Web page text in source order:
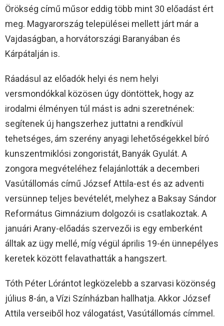
Örökség című műsor eddig több mint 30 előadást ért
meg. Magyarország települései mellett járt már a
Vajdaságban, a horvátországi Baranyában és
Kárpátalján is.
Ráadásul az előadók helyi és nem helyi
versmondókkal közösen úgy döntöttek, hogy az
irodalmi élményen túl mást is adni szeretnének:
segítenek új hangszerhez juttatni a rendkívül
tehetséges, ám szerény anyagi lehetőségekkel bíró
kunszentmiklósi zongoristát, Banyák Gyulát. A
zongora megvételéhez felajánlották a decemberi
Vasútállomás című József Attila-est és az adventi
versünnep teljes bevételét, melyhez a Baksay Sándor
Református Gimnázium dolgozói is csatlakoztak. A
januári Arany-­előadás szervezői is egy emberként
álltak az ügy mellé, míg végül április 19-én ünnepélyes
keretek között felavathatták a hangszert.
Tóth Péter Lórántot legközelebb a szarvasi közönség
július 8-án, a Vízi Színházban hallhatja. Akkor József
Attila verseiből hoz válogatást, Vasútállomás címmel.